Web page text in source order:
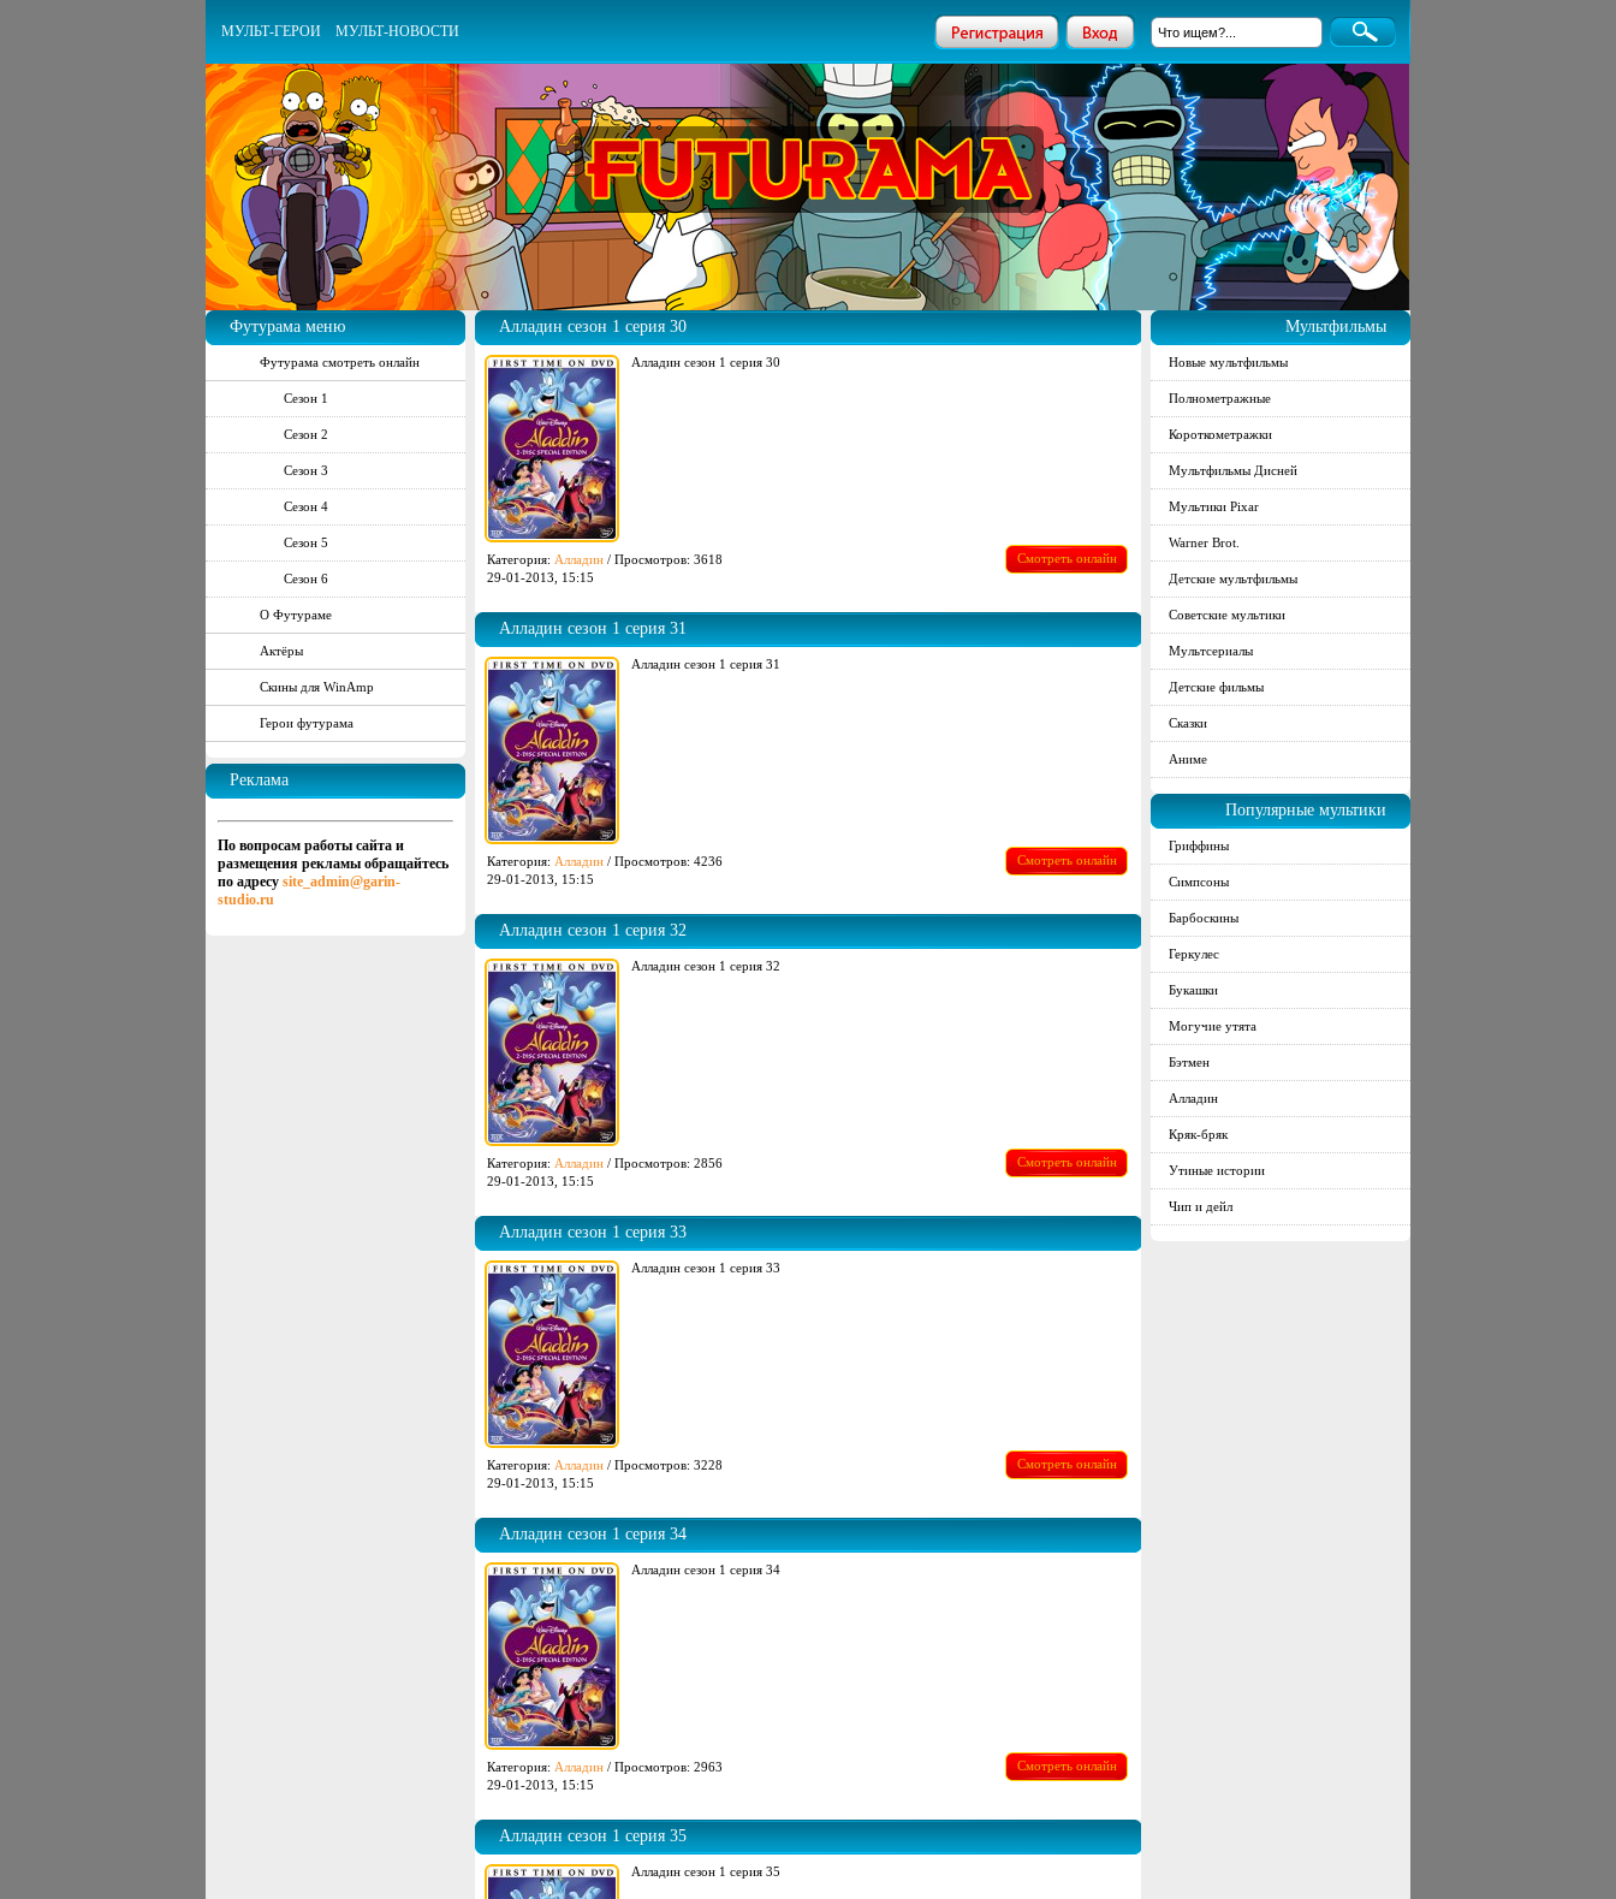
МУЛЬТ-ГЕРОИ МУЛЬТ-НОВОСТИ
Футурама меню
Футурама смотреть онлайн
Сезон 1
Сезон 2
Сезон 3
Сезон 4
Сезон 5
Сезон 6
О Футураме
Актёры
Скины для WinAmp
Герои футурама
Реклама
По вопросам работы сайта и
размещения рекламы обращайтесь
по адресу site_admin@garin-
studio.ru
Алладин сезон 1 серия 30
Алладин сезон 1 серия 30
Категория: Алладин / Просмотров: 3618
29-01-2013, 15:15
Смотреть онлайн
Алладин сезон 1 серия 31
Алладин сезон 1 серия 31
Категория: Алладин / Просмотров: 4236
29-01-2013, 15:15
Смотреть онлайн
Алладин сезон 1 серия 32
Алладин сезон 1 серия 32
Категория: Алладин / Просмотров: 2856
29-01-2013, 15:15
Смотреть онлайн
Алладин сезон 1 серия 33
Алладин сезон 1 серия 33
Категория: Алладин / Просмотров: 3228
29-01-2013, 15:15
Смотреть онлайн
Алладин сезон 1 серия 34
Алладин сезон 1 серия 34
Категория: Алладин / Просмотров: 2963
29-01-2013, 15:15
Смотреть онлайн
Алладин сезон 1 серия 35
Алладин сезон 1 серия 35
Мультфильмы
Новые мультфильмы
Полнометражные
Короткометражки
Мультфильмы Дисней
Мультики Pixar
Warner Brot.
Детские мультфильмы
Советские мультики
Мультсериалы
Детские фильмы
Сказки
Аниме
Популярные мультики
Гриффины
Симпсоны
Барбоскины
Геркулес
Букашки
Могучие утята
Бэтмен
Алладин
Кряк-бряк
Утиные истории
Чип и дейл